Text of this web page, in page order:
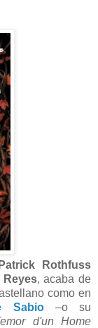
Patrick Rothfuss
, acaba de
como en
Sabio–o su
d'un Home